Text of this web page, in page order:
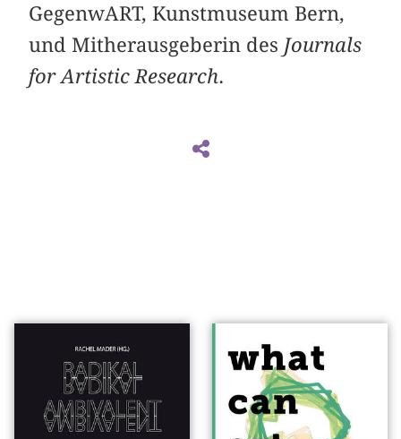
GegenwART, Kunstmuseum Bern,
und Mitherausgeberin des Journals
for Artistic Research.